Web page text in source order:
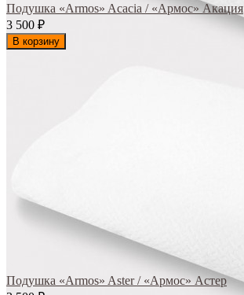
Подушка «Armos» Acacia / «Армос» Акация
3 500 ₽
В корзину
Подушка «Armos» Aster / «Армос» Астер